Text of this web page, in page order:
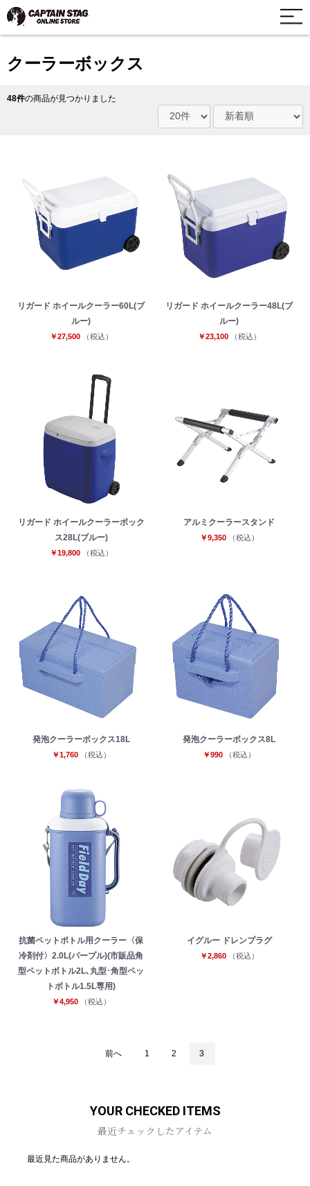
クーラーボックス
48件の商品が見つかりました
リガード ホイールクーラー60L(ブ
ルー)
￥27,500 （税込）
リガード ホイールクーラー48L(ブ
ルー)
￥23,100 （税込）
リガード ホイールクーラーボック
ス28L(ブルー)
￥19,800 （税込）
アルミクーラースタンド
￥9,350 （税込）
発泡クーラーボックス18L
￥1,760 （税込）
発泡クーラーボックス8L
￥990 （税込）
抗菌ペットボトル用クーラー〈保
冷剤付〉2.0L(パープル)(市販品角
型ペットボトル2L､丸型･角型ペッ
トボトル1.5L専用)
￥4,950 （税込）
イグルー ドレンプラグ
￥2,860 （税込）
前へ 1 2 3
YOUR CHECKED ITEMS
最近チェックしたアイテム
最近見た商品がありません。